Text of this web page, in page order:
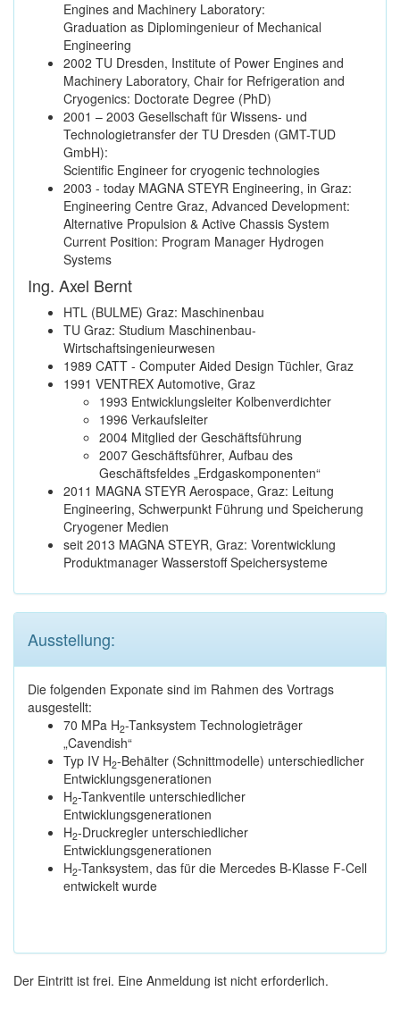
Engines and Machinery Laboratory:
Graduation as Diplomingenieur of Mechanical
Engineering
2002 TU Dresden, Institute of Power Engines and
Machinery Laboratory, Chair for Refrigeration and
Cryogenics: Doctorate Degree (PhD)
2001 – 2003 Gesellschaft für Wissens- und
Technologietransfer der TU Dresden (GMT-TUD
GmbH):
Scientific Engineer for cryogenic technologies
2003 - today MAGNA STEYR Engineering, in Graz:
Engineering Centre Graz, Advanced Development:
Alternative Propulsion & Active Chassis System
Current Position: Program Manager Hydrogen
Systems
Ing. Axel Bernt
HTL (BULME) Graz: Maschinenbau
TU Graz: Studium Maschinenbau-
Wirtschaftsingenieurwesen
1989 CATT - Computer Aided Design Tüchler, Graz
1991 VENTREX Automotive, Graz
1993 Entwicklungsleiter Kolbenverdichter
1996 Verkaufsleiter
2004 Mitglied der Geschäftsführung
2007 Geschäftsführer, Aufbau des
Geschäftsfeldes „Erdgaskomponenten“
2011 MAGNA STEYR Aerospace, Graz: Leitung
Engineering, Schwerpunkt Führung und Speicherung
Cryogener Medien
seit 2013 MAGNA STEYR, Graz: Vorentwicklung
Produktmanager Wasserstoff Speichersysteme
Ausstellung:
Die folgenden Exponate sind im Rahmen des Vortrags
ausgestellt:
70 MPa H2-Tanksystem Technologieträger
„Cavendish“
Typ IV H2-Behälter (Schnittmodelle) unterschiedlicher
Entwicklungsgenerationen
H2-Tankventile unterschiedlicher
Entwicklungsgenerationen
H2-Druckregler unterschiedlicher
Entwicklungsgenerationen
H2-Tanksystem, das für die Mercedes B-Klasse F-Cell
entwickelt wurde
Der Eintritt ist frei. Eine Anmeldung ist nicht erforderlich.